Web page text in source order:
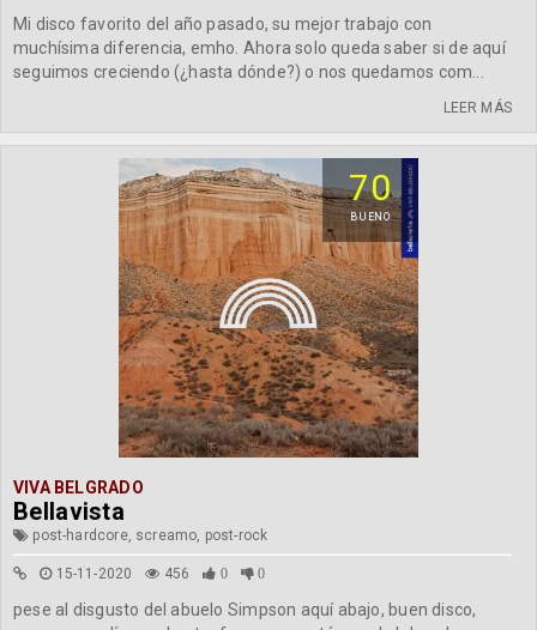
Mi disco favorito del año pasado, su mejor trabajo con
muchísima diferencia, emho. Ahora solo queda saber si de aquí
seguimos creciendo (¿hasta dónde?) o nos quedamos com...
LEER MÁS
70
BUENO
VIVA BELGRADO
Bellavista
post-hardcore, screamo, post-rock
15-11-2020 456 0 0
pese al disgusto del abuelo Simpson aquí abajo, buen disco,